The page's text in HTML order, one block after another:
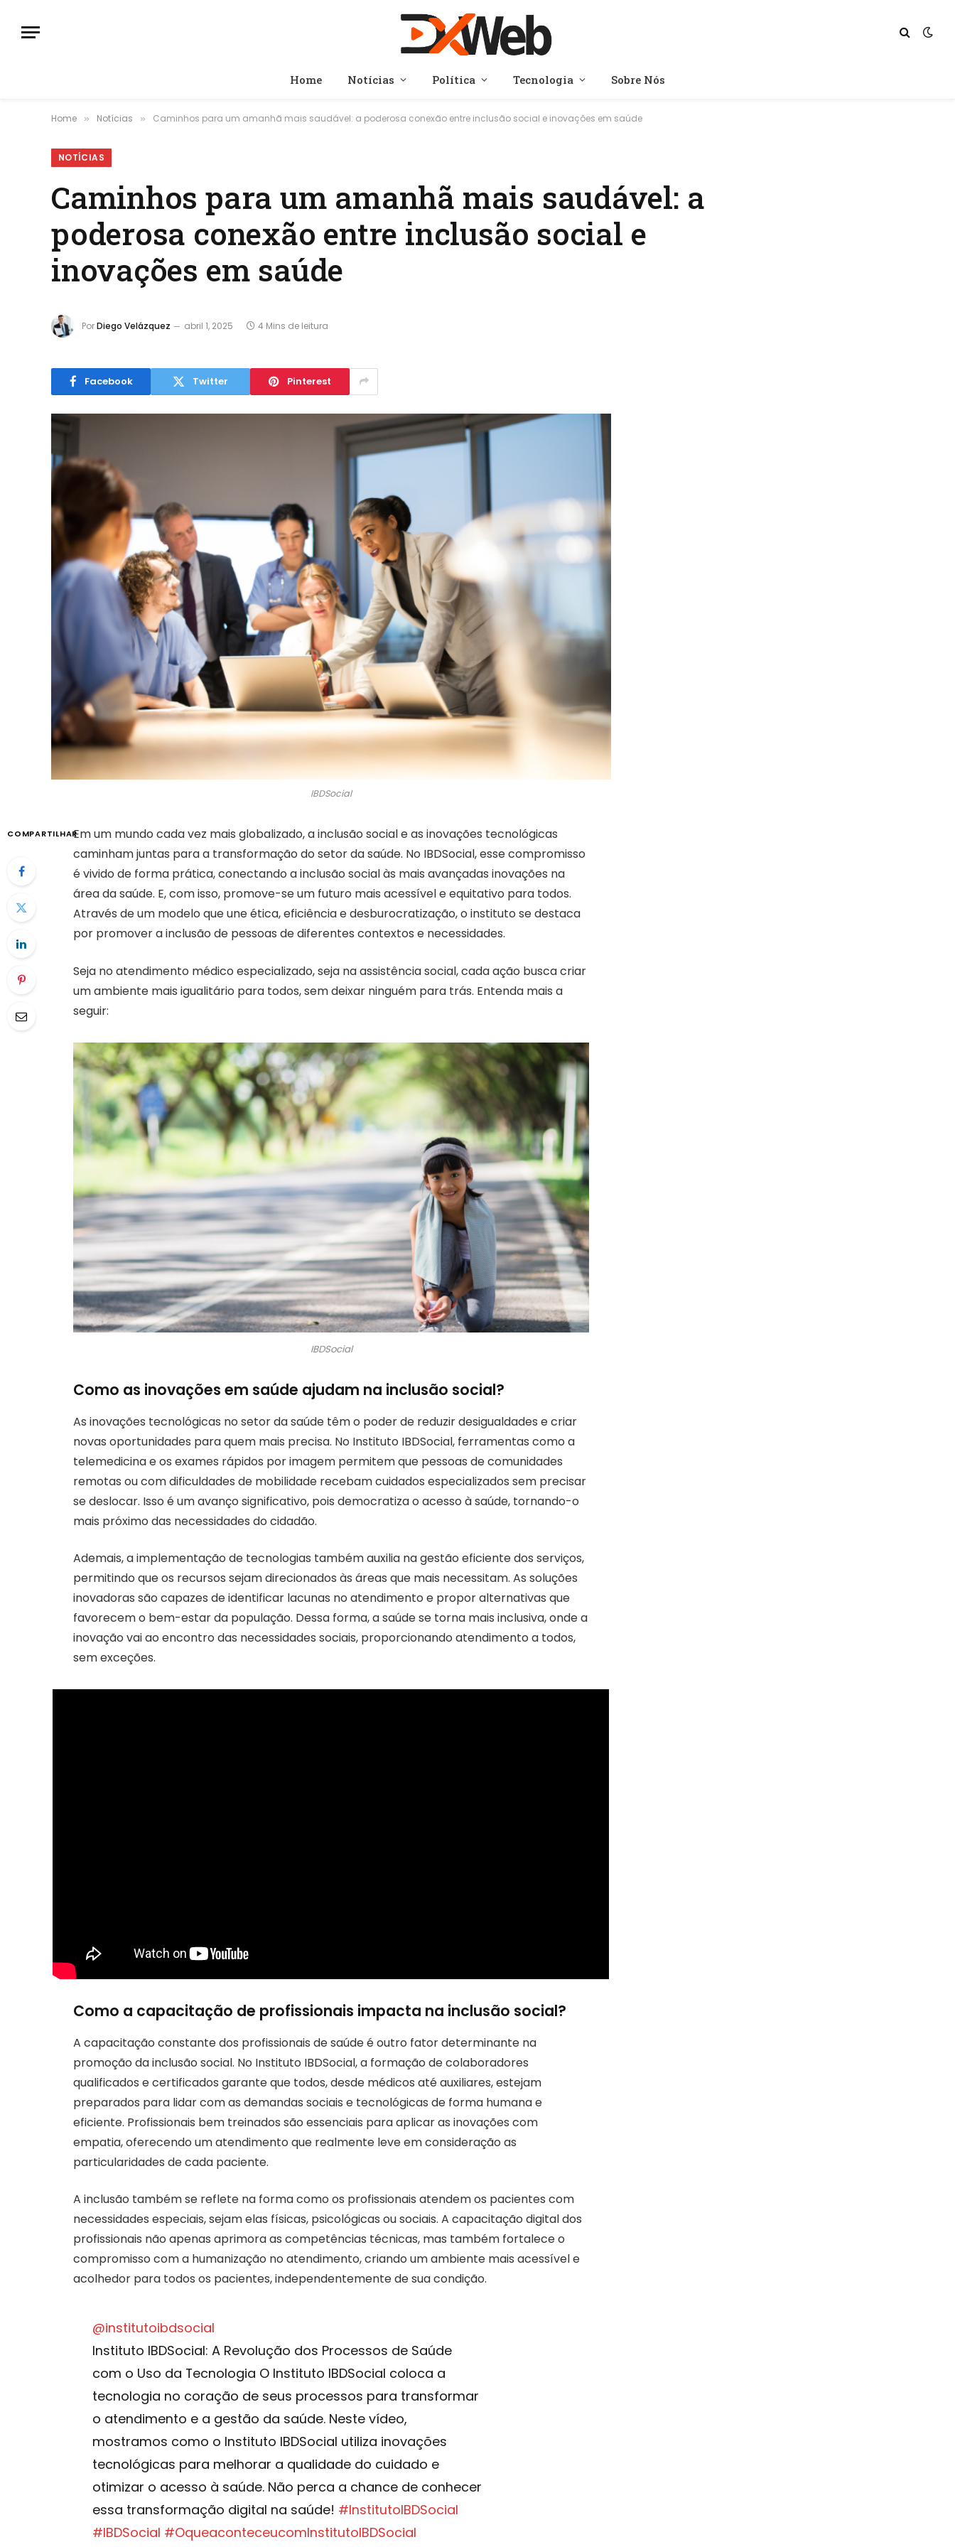
Home Notícias Política Tecnologia Sobre Nós
Home » Notícias » Caminhos para um amanhã mais saudável: a poderosa conexão entre inclusão social e inovações em saúde
NOTÍCIAS
Caminhos para um amanhã mais saudável: a
poderosa conexão entre inclusão social e
inovações em saúde
PorDiego Velázquez abril 1, 2025 4 Mins de leitura
Facebook Twitter Pinterest
IBDSocial
COMPARTILHAREm um mundo cada vez mais globalizado, a inclusão social e as inovações tecnológicas
caminham juntas para a transformação do setor da saúde. No IBDSocial, esse compromisso
é vivido de forma prática, conectando a inclusão social às mais avançadas inovações na
área da saúde. E, com isso, promove-se um futuro mais acessível e equitativo para todos.
Através de um modelo que une ética, eficiência e desburocratização, o instituto se destaca
por promover a inclusão de pessoas de diferentes contextos e necessidades.
Seja no atendimento médico especializado, seja na assistência social, cada ação busca criar
um ambiente mais igualitário para todos, sem deixar ninguém para trás. Entenda mais a
seguir:
IBDSocial
Como as inovações em saúde ajudam na inclusão social?
As inovações tecnológicas no setor da saúde têm o poder de reduzir desigualdades e criar
novas oportunidades para quem mais precisa. No Instituto IBDSocial, ferramentas como a
telemedicina e os exames rápidos por imagem permitem que pessoas de comunidades
remotas ou com dificuldades de mobilidade recebam cuidados especializados sem precisar
se deslocar. Isso é um avanço significativo, pois democratiza o acesso à saúde, tornando-o
mais próximo das necessidades do cidadão.
Ademais, a implementação de tecnologias também auxilia na gestão eficiente dos serviços,
permitindo que os recursos sejam direcionados às áreas que mais necessitam. As soluções
inovadoras são capazes de identificar lacunas no atendimento e propor alternativas que
favorecem o bem-estar da população. Dessa forma, a saúde se torna mais inclusiva, onde a
inovação vai ao encontro das necessidades sociais, proporcionando atendimento a todos,
sem exceções.
Como a capacitação de profissionais impacta na inclusão social?
A capacitação constante dos profissionais de saúde é outro fator determinante na
promoção da inclusão social. No Instituto IBDSocial, a formação de colaboradores
qualificados e certificados garante que todos, desde médicos até auxiliares, estejam
preparados para lidar com as demandas sociais e tecnológicas de forma humana e
eficiente. Profissionais bem treinados são essenciais para aplicar as inovações com
empatia, oferecendo um atendimento que realmente leve em consideração as
particularidades de cada paciente.
A inclusão também se reflete na forma como os profissionais atendem os pacientes com
necessidades especiais, sejam elas físicas, psicológicas ou sociais. A capacitação digital dos
profissionais não apenas aprimora as competências técnicas, mas também fortalece o
compromisso com a humanização no atendimento, criando um ambiente mais acessível e
acolhedor para todos os pacientes, independentemente de sua condição.
@institutoibdsocial
Instituto IBDSocial: A Revolução dos Processos de Saúde
com o Uso da Tecnologia O Instituto IBDSocial coloca a
tecnologia no coração de seus processos para transformar
o atendimento e a gestão da saúde. Neste vídeo,
mostramos como o Instituto IBDSocial utiliza inovações
tecnológicas para melhorar a qualidade do cuidado e
otimizar o acesso à saúde. Não perca a chance de conhecer
essa transformação digital na saúde! #InstitutoIBDSocial
#IBDSocial #OqueaconteceucomInstitutoIBDSocial